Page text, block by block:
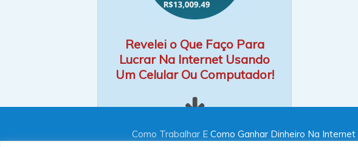
Revelei o Que Faço Para
Lucrar Na Internet Usando
Um Celular Ou Computador!
Como Trabalhar E Como Ganhar Dinheiro Na Internet